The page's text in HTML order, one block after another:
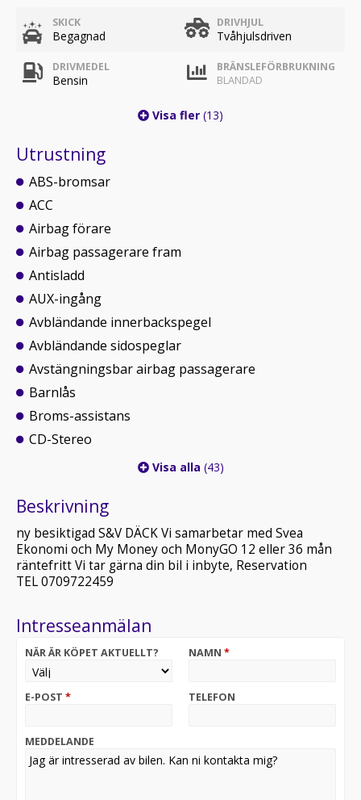
SKICK
Begagnad
DRIVHJUL
Tvåhjulsdriven
DRIVMEDEL
Bensin
BRÄNSLEFÖRBRUKNING
BLANDAD
Visa fler (13)
Utrustning
ABS-bromsar
ACC
Airbag förare
Airbag passagerare fram
Antisladd
AUX-ingång
Avbländande innerbackspegel
Avbländande sidospeglar
Avstängningsbar airbag passagerare
Barnlås
Broms-assistans
CD-Stereo
Visa alla (43)
Beskrivning
ny besiktigad S&V DÄCK Vi samarbetar med Svea
Ekonomi och My Money och MonyGO 12 eller 36 mån
räntefritt Vi tar gärna din bil i inbyte, Reservation
TEL 0709722459
Intresseanmälan
NÄR ÄR KÖPET AKTUELLT? NAMN *
E-POST * TELEFON
MEDDELANDE